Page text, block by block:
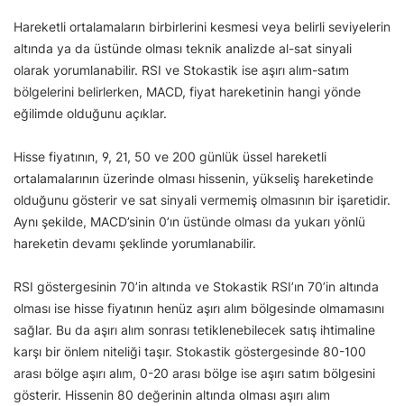
Hareketli ortalamaların birbirlerini kesmesi veya belirli seviyelerin
altında ya da üstünde olması teknik analizde al-sat sinyali
olarak yorumlanabilir. RSI ve Stokastik ise aşırı alım-satım
bölgelerini belirlerken, MACD, fiyat hareketinin hangi yönde
eğilimde olduğunu açıklar.
Hisse fiyatının, 9, 21, 50 ve 200 günlük üssel hareketli
ortalamalarının üzerinde olması hissenin, yükseliş hareketinde
olduğunu gösterir ve sat sinyali vermemiş olmasının bir işaretidir.
Aynı şekilde, MACD’sinin 0’ın üstünde olması da yukarı yönlü
hareketin devamı şeklinde yorumlanabilir.
RSI göstergesinin 70’in altında ve Stokastik RSI’ın 70’in altında
olması ise hisse fiyatının henüz aşırı alım bölgesinde olmamasını
sağlar. Bu da aşırı alım sonrası tetiklenebilecek satış ihtimaline
karşı bir önlem niteliği taşır. Stokastik göstergesinde 80-100
arası bölge aşırı alım, 0-20 arası bölge ise aşırı satım bölgesini
gösterir. Hissenin 80 değerinin altında olması aşırı alım